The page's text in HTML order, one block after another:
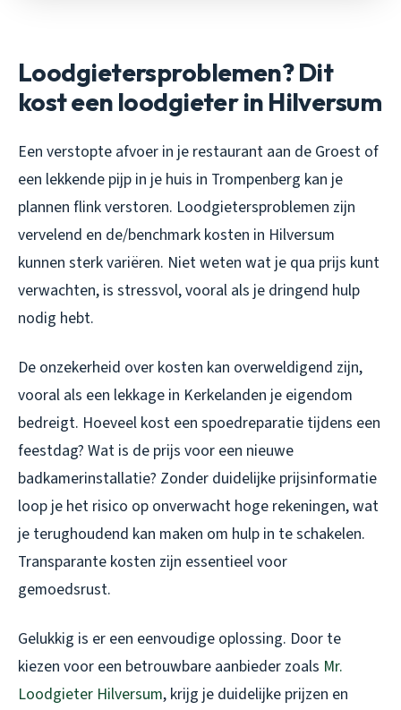
Loodgietersproblemen? Dit
kost een loodgieter in Hilversum
Een verstopte afvoer in je restaurant aan de Groest of
een lekkende pijp in je huis in Trompenberg kan je
plannen flink verstoren. Loodgietersproblemen zijn
vervelend en de/benchmark kosten in Hilversum
kunnen sterk variëren. Niet weten wat je qua prijs kunt
verwachten, is stressvol, vooral als je dringend hulp
nodig hebt.
De onzekerheid over kosten kan overweldigend zijn,
vooral als een lekkage in Kerkelanden je eigendom
bedreigt. Hoeveel kost een spoedreparatie tijdens een
feestdag? Wat is de prijs voor een nieuwe
badkamerinstallatie? Zonder duidelijke prijsinformatie
loop je het risico op onverwacht hoge rekeningen, wat
je terughoudend kan maken om hulp in te schakelen.
Transparante kosten zijn essentieel voor
gemoedsrust.
Gelukkig is er een eenvoudige oplossing. Door te
kiezen voor een betrouwbare aanbieder zoals Mr.
Loodgieter Hilversum, krijg je duidelijke prijzen en